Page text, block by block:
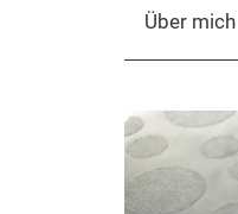
Über mich